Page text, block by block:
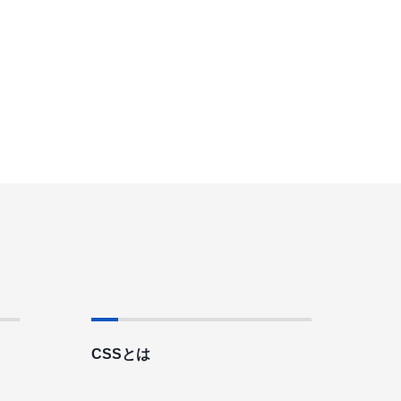
CSSとは